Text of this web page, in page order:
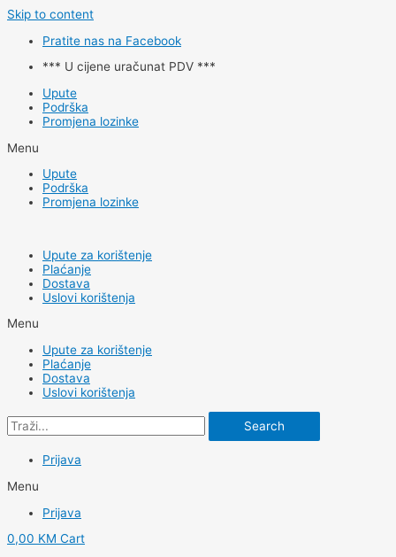
Skip to content
Pratite nas na Facebook
*** U cijene uračunat PDV ***
Upute
Podrška
Promjena lozinke
Menu
Upute
Podrška
Promjena lozinke
Upute za korištenje
Plaćanje
Dostava
Uslovi korištenja
Menu
Upute za korištenje
Plaćanje
Dostava
Uslovi korištenja
Search
Prijava
Menu
Prijava
0,00 KM Cart